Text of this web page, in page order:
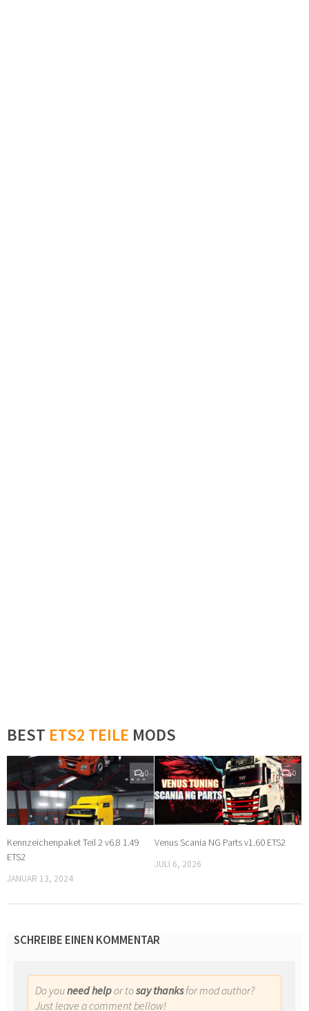
BEST ETS2 TEILE MODS
0
Kennzeichenpaket Teil 2 v6.8 1.49
ETS2
JANUAR 13, 2024
0
Venus Scania NG Parts v1.60 ETS2
JULI 6, 2026
SCHREIBE EINEN KOMMENTAR
Do youneed helpor tosay thanksfor mod author?
Just leave a comment bellow!